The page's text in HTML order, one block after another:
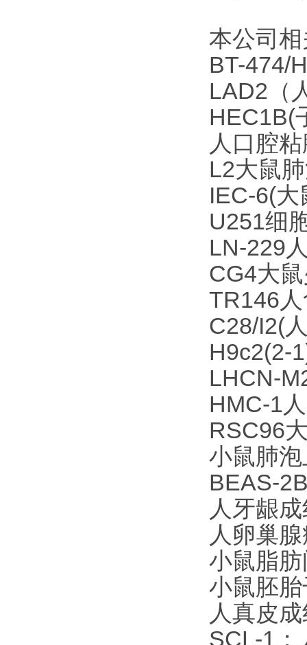
本公司
BT-474/
LAD2（
HEC1B(
人口腔
L2大鼠
IEC-6(
U251细
LN-229
CG4大
TR146
C28/I2(
H9c2(2-
LHCN-
HMC-1
RSC96
小鼠肺
BEAS-
人牙龈
人卵巢
小鼠脂
小鼠胚
人真皮
SCL-1；